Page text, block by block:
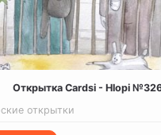
Открытка Cardsi - Hlopi
открытки